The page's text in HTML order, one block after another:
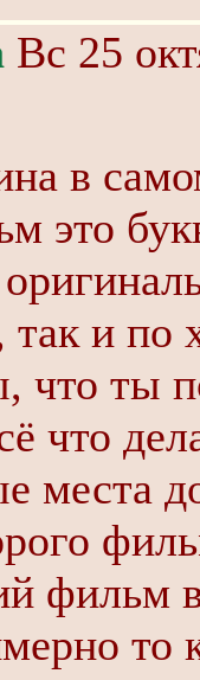
Вс 25
в
это
и по
что ты
что
места
фильм
то